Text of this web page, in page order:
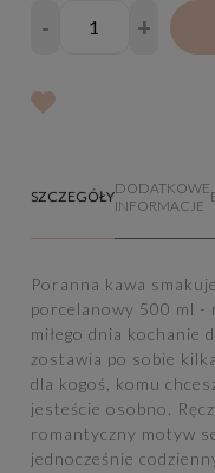
- +
SZCZEGÓŁYDODATKOWE
INFORMACJE
Poranna kawa
porcelanowy 500 ml -
miłego dnia kochanie
zostawia po sobie
dla kogoś, komu
jesteście osobno.
romantyczny motyw
jednocześnie